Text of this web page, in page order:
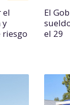
el
y
El
el 29